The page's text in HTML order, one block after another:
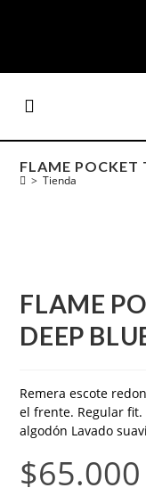
FLAME POCKET
> Tienda
FLAME
DEEP
Remera escote
el frente. Regular fit.
algodón Lavado
$65.000